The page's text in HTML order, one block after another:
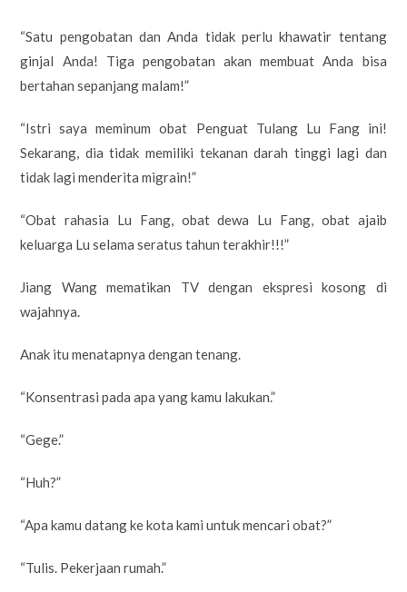
“Satu pengobatan dan Anda tidak perlu khawatir tentang
ginjal Anda! Tiga pengobatan akan membuat Anda bisa
bertahan sepanjang malam!”
“Istri saya meminum obat Penguat Tulang Lu Fang ini!
Sekarang, dia tidak memiliki tekanan darah tinggi lagi dan
tidak lagi menderita migrain!”
“Obat rahasia Lu Fang, obat dewa Lu Fang, obat ajaib
keluarga Lu selama seratus tahun terakhir!!!”
Jiang Wang mematikan TV dengan ekspresi kosong di
wajahnya.
Anak itu menatapnya dengan tenang.
“Konsentrasi pada apa yang kamu lakukan.”
“Gege.”
“Huh?”
“Apa kamu datang ke kota kami untuk mencari obat?”
“Tulis. Pekerjaan rumah.”